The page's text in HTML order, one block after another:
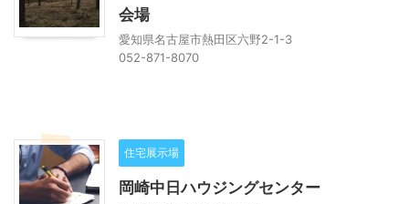
会場
愛知県名古屋市熱田区六野2-1-3
052-871-8070
住宅展示場
岡崎中日ハウジングセンター